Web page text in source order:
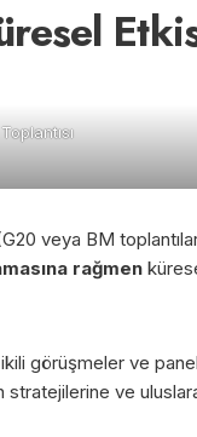
veya BM
rağmen
ikili görüşmeler ve
ve